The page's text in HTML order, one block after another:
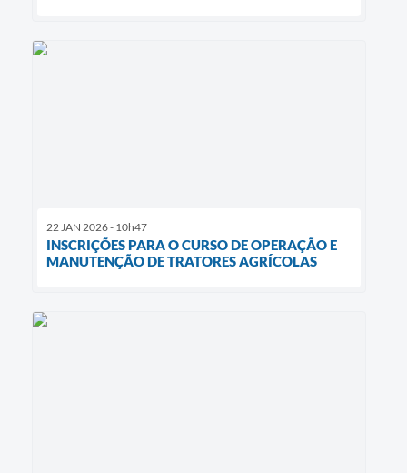
22 JAN 2026 - 10h47
INSCRIÇÕES PARA O CURSO DE OPERAÇÃO E
MANUTENÇÃO DE TRATORES AGRÍCOLAS